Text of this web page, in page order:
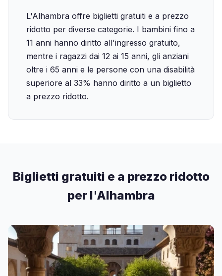
L'Alhambra offre biglietti gratuiti e a prezzo
ridotto per diverse categorie. I bambini fino a
11 anni hanno diritto all'ingresso gratuito,
mentre i ragazzi dai 12 ai 15 anni, gli anziani
oltre i 65 anni e le persone con una disabilità
superiore al 33% hanno diritto a un biglietto
a prezzo ridotto.
Biglietti gratuiti e a prezzo ridotto
per l'Alhambra